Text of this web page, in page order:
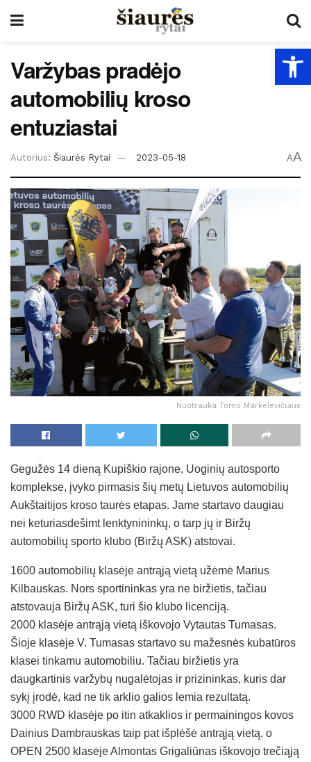
Varžybas pradėjo
automobilių kroso
entuziastai
Autorius: Šiaurės Rytai 2023-05-18 AA
Nuotrauka Tomo Markelevičiaus
Gegužės 14 dieną Kupiškio rajone, Uoginių autosporto
komplekse, įvyko pirmasis šių metų Lietuvos automobilių
Aukštaitijos kroso taurės etapas. Jame startavo daugiau
nei keturiasdešimt lenktynininkų, o tarp jų ir Biržų
automobilių sporto klubo (Biržų ASK) atstovai.
1600 automobilių klasėje antrąją vietą užėmė Marius
Kilbauskas. Nors sportininkas yra ne biržietis, tačiau
atstovauja Biržų ASK, turi šio klubo licenciją.
2000 klasėje antrąją vietą iškovojo Vytautas Tumasas.
Šioje klasėje V. Tumasas startavo su mažesnės kubatūros
klasei tinkamu automobiliu. Tačiau biržietis yra
daugkartinis varžybų nugalėtojas ir prizininkas, kuris dar
sykį įrodė, kad ne tik arklio galios lemia rezultatą.
3000 RWD klasėje po itin atkaklios ir permainingos kovos
Dainius Dambrauskas taip pat išplėšė antrąją vietą, o
OPEN 2500 klasėje Almontas Grigaliūnas iškovojo trečiąją